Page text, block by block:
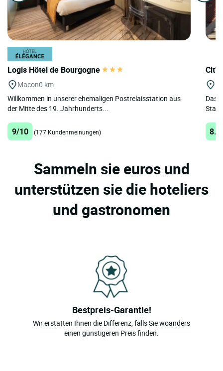
Logis Hôtel de Bourgogne
Macon0 km
Willkommen in unserer ehemaligen Postrelaisstation aus
der Mitte des 19. Jahrhunderts...
9/10 (177 Kundenmeinungen)
Das
Sammeln sie euros und
unterstützen sie die hoteliers
und gastronomen
Bestpreis-Garantie!
Wir erstatten Ihnen die Differenz, falls Sie woanders
einen günstigeren Preis finden.